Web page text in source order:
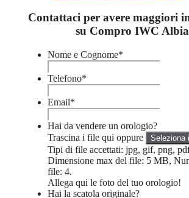
Contattaci per avere maggiori
su Compro IWC
Nome e Cognome*
Telefono*
Email*
Hai da vendere un orologio?
Trascina i file qui oppure
Seleziona
Tipi di file accettati: jpg, gif, png,
Dimensione max del file: 5 MB,
file: 4.
Allega qui le foto del tuo orologio!
Hai la scatola originale?